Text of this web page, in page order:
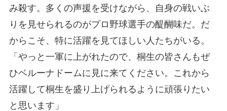
み殺す。多くの声援を受けながら、自身の戦いぶ
りを見せられるのがプロ野球選手の醍醐味だ。だ
からこそ、特に活躍を見てほしい人たちがいる。
「やっと一軍に上がれたので、桐生の皆さんもぜ
ひベルーナドームに見に来てください。これから
活躍して桐生を盛り上げられるように頑張りたい
と思います」